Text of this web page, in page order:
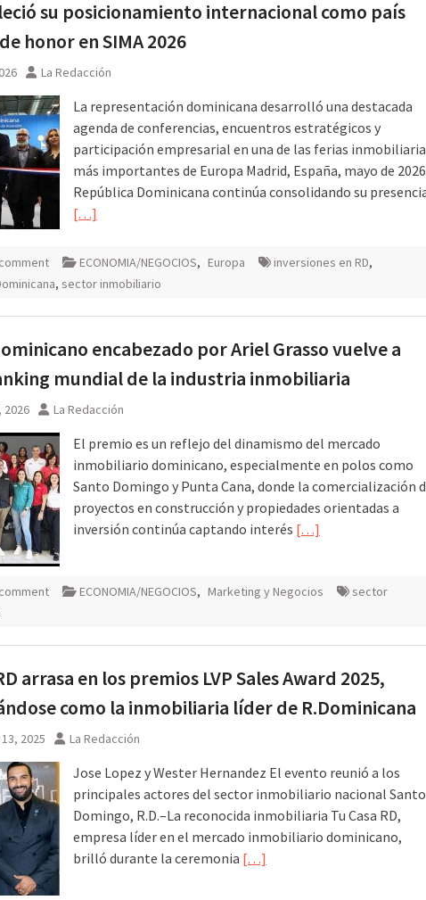
su posicionamiento internacional como país
honor en SIMA 2026
La Redacción
La representación dominicana desarrolló una destacada
agenda de conferencias, encuentros estratégicos y
participación empresarial en una de las ferias
más importantes de Europa Madrid, España, mayo de
República Dominicana continúa consolidando su
[…]
ECONOMIA/NEGOCIOS, Europa inversiones en RD,
, sector inmobiliario
encabezado por Ariel Grasso vuelve a
mundial de la industria inmobiliaria
La Redacción
El premio es un reflejo del dinamismo del mercado
inmobiliario dominicano, especialmente en polos como
Santo Domingo y Punta Cana, donde la comercialización
proyectos en construcción y propiedades orientadas a
inversión continúa captando interés […]
ECONOMIA/NEGOCIOS, Marketing y Negocios
sector
arrasa en los premios LVP Sales Award 2025,
como la inmobiliaria líder de R.Dominicana
2025 La Redacción
Jose Lopez y Wester Hernandez El evento reunió a los
principales actores del sector inmobiliario nacional Santo
Domingo, R.D.–La reconocida inmobiliaria Tu Casa RD,
empresa líder en el mercado inmobiliario dominicano,
brilló durante la ceremonia […]